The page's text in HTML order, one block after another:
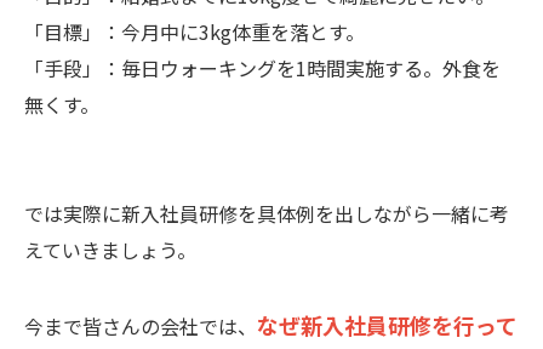
「目標」：今月中に3kg体重を落とす。
「手段」：毎日ウォーキングを1時間実施する。外食を
無くす。
では実際に新入社員研修を具体例を出しながら一緒に考
えていきましょう。
今まで皆さんの会社では、 なぜ新入社員研修を行って